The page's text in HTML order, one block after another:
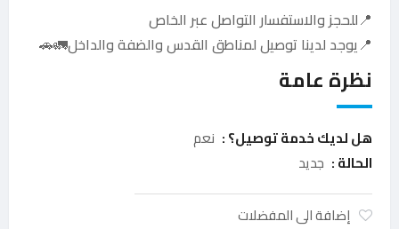
📍للحجز والاستفسار التواصل عبر الخاص
📍يوجد لدينا توصيل لمناطق القدس والضفة والداخل🚛🚗
نظرة عامة
هل لديك خدمة توصيل؟ : نعم
الحالة : جديد
إضافة الى المفضلات